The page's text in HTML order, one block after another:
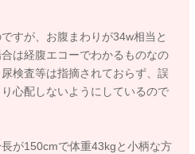
すが、お腹まわりが34w相当と
は経腹エコーでわかるものなの
検査等は指摘されておらず、誤
心配しないようにしているので
が150cmで体重43kgと小柄な方